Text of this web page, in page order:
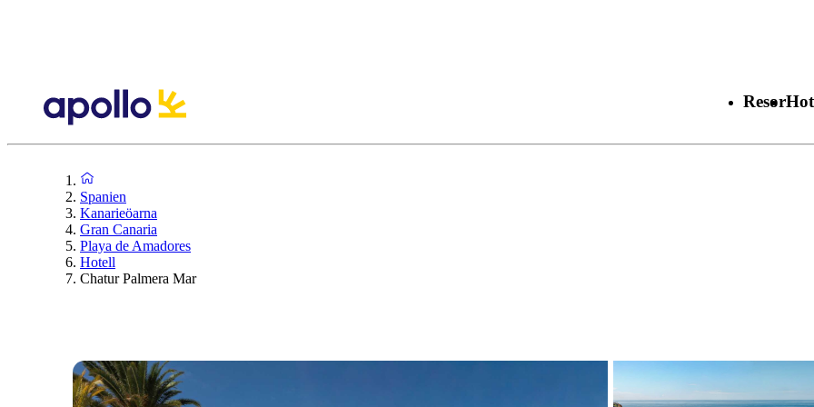
Resor
Spanien
Kanarieöarna
Gran Canaria
Playa de Amadores
Hotell
Chatur Palmera Mar